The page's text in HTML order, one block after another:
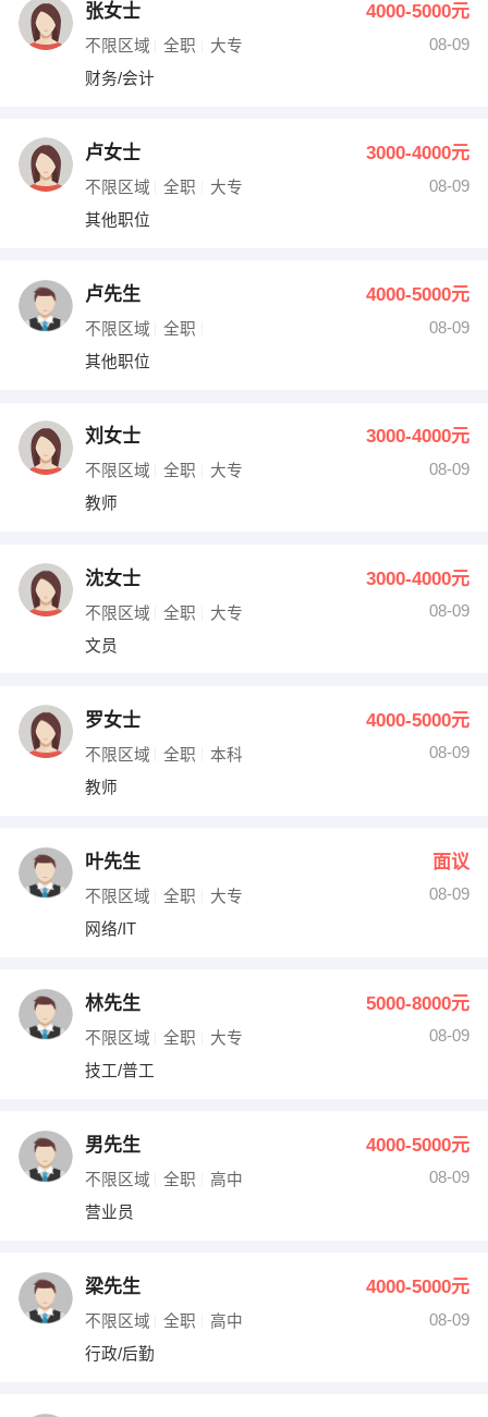
张女士 4000-5000元
不限区域 全职 大专
08-09
财务/会计
卢女士 3000-4000元
不限区域 全职 大专
08-09
其他职位
卢先生 4000-5000元
不限区域 全职
08-09
其他职位
刘女士 3000-4000元
不限区域 全职 大专
08-09
教师
沈女士 3000-4000元
不限区域 全职 大专
08-09
文员
罗女士 4000-5000元
不限区域 全职 本科
08-09
教师
叶先生 面议
不限区域 全职 大专
08-09
网络/IT
林先生 5000-8000元
不限区域 全职 大专
08-09
技工/普工
男先生 4000-5000元
不限区域 全职 高中
08-09
营业员
梁先生 4000-5000元
不限区域 全职 高中
08-09
行政/后勤